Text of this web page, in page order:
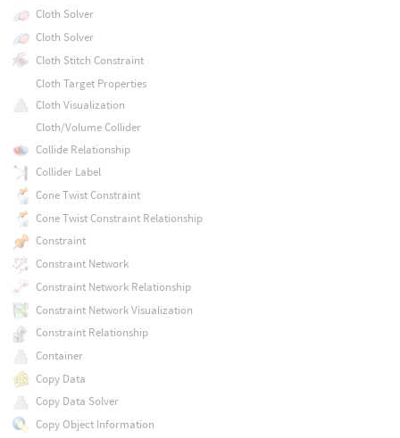
Cloth Solver
Cloth Solver
Cloth Stitch Constraint
Cloth Target Properties
Cloth Visualization
Cloth/Volume Collider
Collide Relationship
Collider Label
Cone Twist Constraint
Cone Twist Constraint Relationship
Constraint
Constraint Network
Constraint Network Relationship
Constraint Network Visualization
Constraint Relationship
Container
Copy Data
Copy Data Solver
Copy Object Information